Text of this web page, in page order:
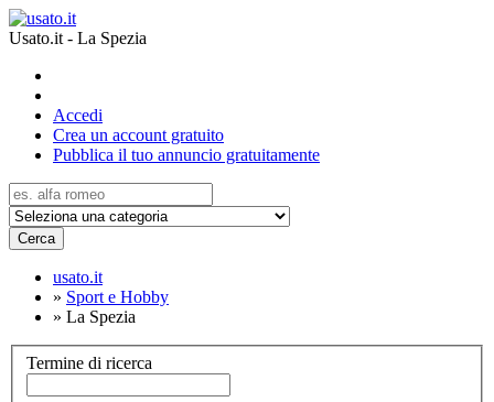
Usato.it - La Spezia
Accedi
Crea un account gratuito
Pubblica il tuo annuncio gratuitamente
Cerca
usato.it
» Sport e Hobby
» La Spezia
Termine di ricerca